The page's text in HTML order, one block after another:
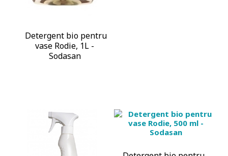
Detergent bio pentru
vase Rodie, 1L -
Sodasan